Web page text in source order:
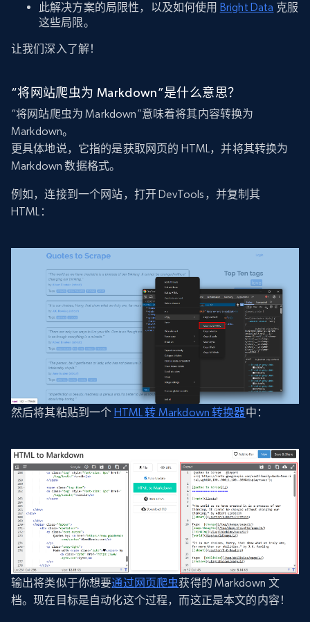
此解决方案的局限性，以及如何使用 Bright Data 克服
这些局限。
让我们深入了解！
“将网站爬虫为 Markdown”是什么意思？
“将网站爬虫为 Markdown”意味着将其内容转换为
Markdown。
更具体地说，它指的是获取网页的 HTML，并将其转换为
Markdown 数据格式。
例如，连接到一个网站，打开 DevTools，并复制其
HTML：
然后将其粘贴到一个 HTML 转 Markdown 转换器中：
输出将类似于你想要通过网页爬虫获得的 Markdown 文
档。现在目标是自动化这个过程，而这正是本文的内容！